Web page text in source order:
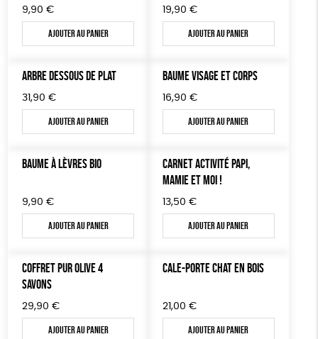
9,90 €
Ajouter au panier
19,90 €
Ajouter au panier
ARBRE DESSOUS DE PLAT
31,90 €
Ajouter au panier
BAUME VISAGE ET CORPS
16,90 €
Ajouter au panier
BAUME À LÈVRES BIO
9,90 €
Ajouter au panier
CARNET ACTIVITÉ PAPI,
MAMIE ET MOI !
13,50 €
Ajouter au panier
COFFRET PUR OLIVE 4
SAVONS
29,90 €
Ajouter au panier
CALE-PORTE CHAT EN BOIS
21,00 €
Ajouter au panier